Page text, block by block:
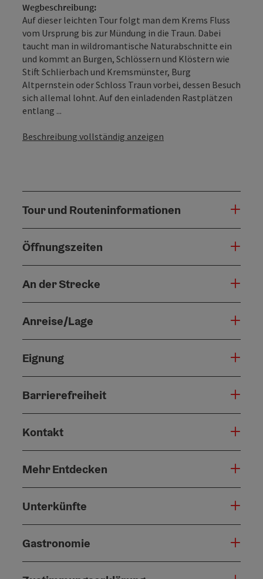
Wegbeschreibung:
Auf dieser leichten Tour folgt man dem Krems Fluss
vom Ursprung bis zur Mündung in die Traun. Dabei
taucht man in wildromantische Naturabschnitte ein
und kommt an Burgen, Schlössern und Klöstern wie
Stift Schlierbach und Kremsmünster, Burg
Altpernstein oder Schloss Traun vorbei, dessen Besuch
sich allemal lohnt. Auf den einladenden Rastplätzen
entlang ...
Beschreibung vollständig anzeigen
Tour und Routeninformationen
Öffnungszeiten
An der Strecke
Anreise/Lage
Eignung
Barrierefreiheit
Kontakt
Mehr Entdecken
Unterkünfte
Gastronomie